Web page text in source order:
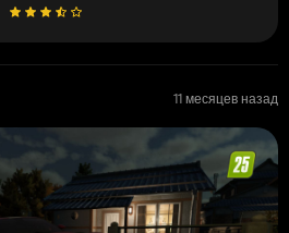
11 месяцев назад